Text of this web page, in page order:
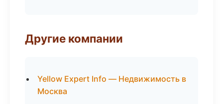
Другие компании
Yellow Expert Info — Недвижимость в
Москва